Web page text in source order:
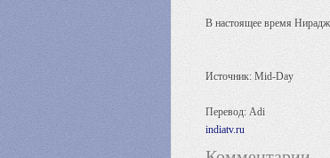
В настоящее время
Источник: Mid-Day
Перевод: Adi
indiatv.ru